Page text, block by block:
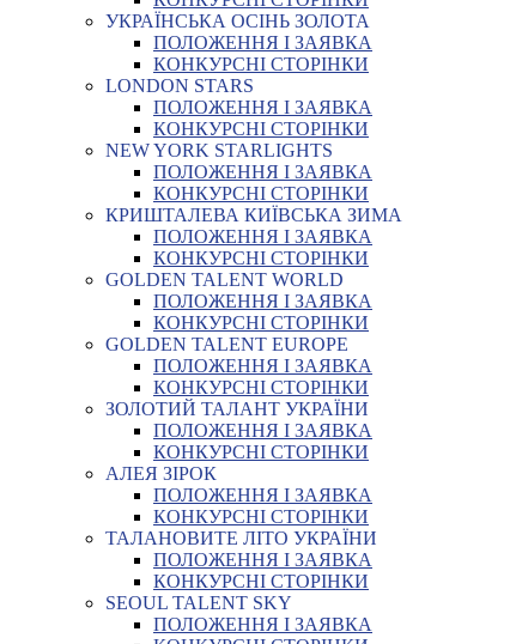
УКРАЇНСЬКА ОСІНЬ ЗОЛОТА
ПОЛОЖЕННЯ І ЗАЯВКА
КОНКУРСНІ СТОРІНКИ
LONDON STARS
ПОЛОЖЕННЯ І ЗАЯВКА
КОНКУРСНІ СТОРІНКИ
NEW YORK STARLIGHTS
ПОЛОЖЕННЯ І ЗАЯВКА
КОНКУРСНІ СТОРІНКИ
КРИШТАЛЕВА КИЇВСЬКА ЗИМА
ПОЛОЖЕННЯ І ЗАЯВКА
КОНКУРСНІ СТОРІНКИ
GOLDEN TALENT WORLD
ПОЛОЖЕННЯ І ЗАЯВКА
КОНКУРСНІ СТОРІНКИ
GOLDEN TALENT EUROPE
ПОЛОЖЕННЯ І ЗАЯВКА
КОНКУРСНІ СТОРІНКИ
ЗОЛОТИЙ ТАЛАНТ УКРАЇНИ
ПОЛОЖЕННЯ І ЗАЯВКА
КОНКУРСНІ СТОРІНКИ
АЛЕЯ ЗІРОК
ПОЛОЖЕННЯ І ЗАЯВКА
КОНКУРСНІ СТОРІНКИ
ТАЛАНОВИТЕ ЛІТО УКРАЇНИ
ПОЛОЖЕННЯ І ЗАЯВКА
КОНКУРСНІ СТОРІНКИ
SEOUL TALENT SKY
ПОЛОЖЕННЯ І ЗАЯВКА